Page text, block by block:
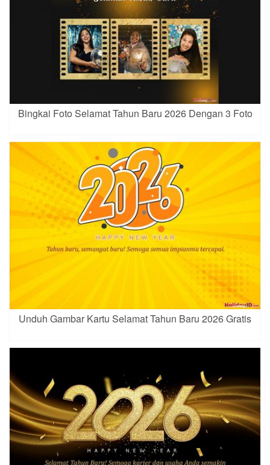
Bingkai Foto Selamat Tahun Baru 2026 Dengan 3 Foto
Unduh Gambar Kartu Selamat Tahun Baru 2026 Gratis